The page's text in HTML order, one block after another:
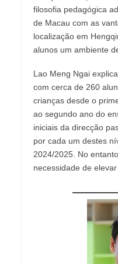
filosofia pedagógica
de Macau com as
localização em
alunos um ambiente
Lao Meng Ngai
com cerca de 260
crianças desde o
ao segundo ano do
iniciais da direcção
por cada um destes
2024/2025. No
necessidade de